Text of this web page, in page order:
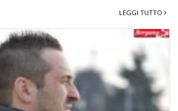
LEGGI TUTTO